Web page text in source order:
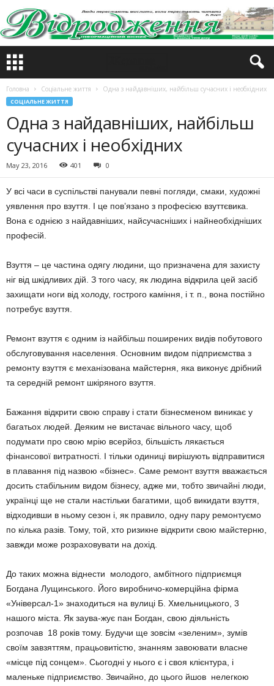
Головна Соціальне життя Одна з найдавніших, найбільш сучасних і необхідних
СОЦІАЛЬНЕ ЖИТТЯ
Одна з найдавніших, найбільш
сучасних і необхідних
May 23, 2016 401 0
У всі часи в суспільстві панували певні погляди, смаки, художні
уявлення про взуття. І це пов’язано з професією взуттєвика.
Вона є однією з найдавніших, найсучасніших і найнеобхідніших
професій.
Взуття – це частина одягу людини, що призначена для захисту
ніг від шкідливих дій. З того часу, як людина відкрила цей засіб
захищати ноги від холоду, гострого каміння, і т. п., вона постійно
потребує взуття.
Ремонт взуття є одним із найбільш поширених видів побутового
обслуговування населення. Основним видом підприємства з
ремонту взуття є механізована майстерня, яка виконує дрібний
та середній ремонт шкіряного взуття.
Бажання відкрити свою справу і стати бізнесменом виникає у
багатьох людей. Деяким не вистачає вільного часу, щоб
подумати про свою мрію всерйоз, більшість лякається
фінансової витратності. І тільки одиниці вирішують відправитися
в плавання під назвою «бізнес». Саме ремонт взуття вважається
досить стабільним видом бізнесу, адже ми, тобто звичайні люди,
українці ще не стали настільки багатими, щоб викидати взуття,
відходивши в ньому сезон і, як правило, одну пару ремонтуємо
по кілька разів. Тому, той, хто ризикне відкрити свою майстерню,
завжди може розраховувати на дохід.
До таких можна віднести молодого, амбітного підприємця
Богдана Лущинського. Його виробничо-комерційна фірма
«Універсал-1» знаходиться на вулиці Б. Хмельницького, 3
нашого міста. Як заува-жує пан Богдан, свою діяльність
розпочав 18 років тому. Будучи ще зовсім «зеленим», зумів
своїм завзяттям, працьовитістю, знанням завоювати власне
«місце під сонцем». Сьогодні у нього є і своя клієнтура, і
маленьке підприємство. Звичайно, до цього йшов нелегкою